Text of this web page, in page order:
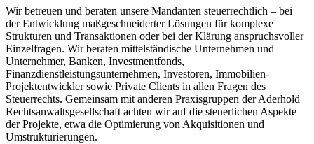
Wir betreuen und beraten unsere Mandanten steuerrechtlich – bei
der Entwicklung maßgeschneiderter Lösungen für komplexe
Strukturen und Transaktionen oder bei der Klärung anspruchsvoller
Einzelfragen. Wir beraten mittelständische Unternehmen und
Unternehmer, Banken, Investmentfonds,
Finanzdienstleistungsunternehmen, Investoren, Immobilien-
Projektentwickler sowie Private Clients in allen Fragen des
Steuerrechts. Gemeinsam mit anderen Praxisgruppen der Aderhold
Rechtsanwaltsgesellschaft achten wir auf die steuerlichen Aspekte
der Projekte, etwa die Optimierung von Akquisitionen und
Umstrukturierungen.